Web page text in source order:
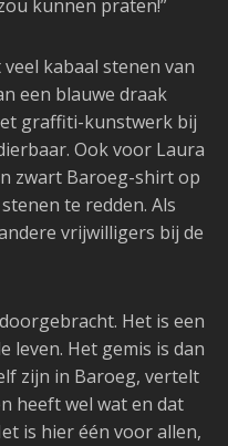
kunnen praten!”
kabaal stenen van
een blauwe draak
graffiti-kunstwerk bij
Ook voor Laura
zwart Baroeg-shirt op
te redden. Als
vrijwilligers bij de
Het is een
leven. Het gemis is dan
zijn in Baroeg, vertelt
heeft wel wat en dat
is hier één voor allen,